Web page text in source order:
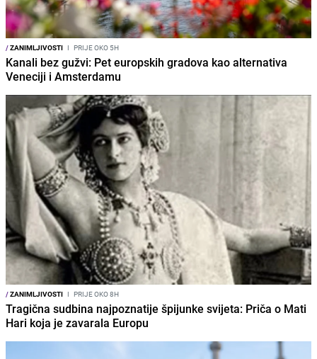
/ZANIMLJIVOSTI I PRIJE OKO 5H
Kanali bez gužvi: Pet europskih gradova kao alternativa
Veneciji i Amsterdamu
/ZANIMLJIVOSTI I PRIJE OKO 8H
Tragična sudbina najpoznatije špijunke svijeta: Priča o Mati
Hari koja je zavarala Europu